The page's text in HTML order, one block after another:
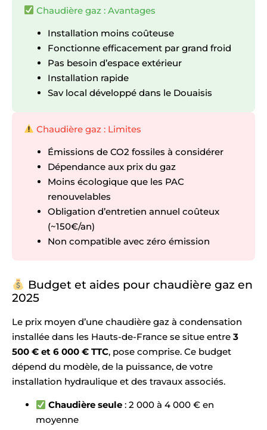
Chaudière gaz : Avantages
Installation moins coûteuse
Fonctionne efficacement par grand froid
Pas besoin d’espace extérieur
Installation rapide
Sav local développé dans le Douaisis
Chaudière gaz : Limites
Émissions de CO2 fossiles à considérer
Dépendance aux prix du gaz
Moins écologique que les PAC
renouvelables
Obligation d’entretien annuel coûteux
(~150€/an)
Non compatible avec zéro émission
Budget et aides pour chaudière gaz en
2025
Le prix moyen d’une chaudière gaz à condensation
installée dans les Hauts-de-France se situe entre 3
500 € et 6 000 € TTC, pose comprise. Ce budget
dépend du modèle, de la puissance, de votre
installation hydraulique et des travaux associés.
Chaudière seule : 2 000 à 4 000 € en
moyenne